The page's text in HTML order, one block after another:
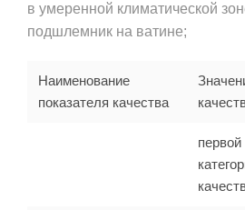
в умеренной климатической
подшлемник на ватине;
Наименование
показателя качества
первой